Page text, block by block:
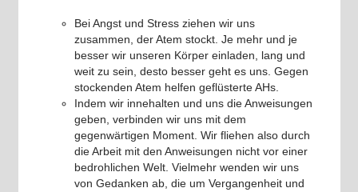
Bei Angst und Stress ziehen wir uns
zusammen, der Atem stockt. Je mehr und je
besser wir unseren Körper einladen, lang und
weit zu sein, desto besser geht es uns. Gegen
stockenden Atem helfen geflüsterte AHs.
Indem wir innehalten und uns die Anweisungen
geben, verbinden wir uns mit dem
gegenwärtigen Moment. Wir fliehen also durch
die Arbeit mit den Anweisungen nicht vor einer
bedrohlichen Welt. Vielmehr wenden wir uns
von Gedanken ab, die um Vergangenheit und